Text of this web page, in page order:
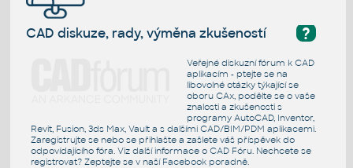
?
CAD diskuze, rady, výměna zkušeností
Veřejné diskuzní fórum k CAD
aplikacím - ptejte se na
libovolné otázky týkající se
oboru CAx, podělte se o vaše
znalosti a zkušenosti s
programy AutoCAD, Inventor,
Revit, Fusion, 3ds Max, Vault a s dalšími CAD/BIM/PDM aplikacemi.
Zaregistrujte se nebo se přihlašte a zašlete váš příspěvek do
odpovídajícího fóra. Viz další informace o CAD Fóru. Nechcete se
registrovat? Zeptejte se v naší Facebook poradně.